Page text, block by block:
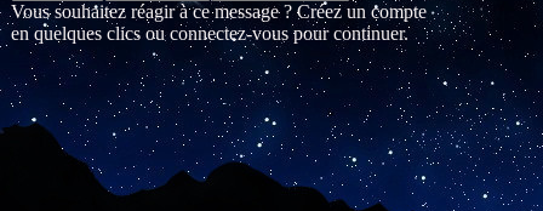
Vous souhaitez réagir à ce message ? Créez un compte
en quelques clics ou connectez-vous pour continuer.